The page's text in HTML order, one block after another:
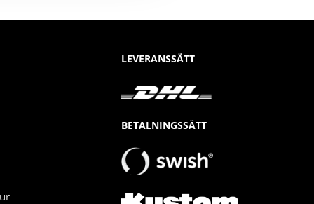
LEVERANSSÄTT
BETALNINGSSÄTT